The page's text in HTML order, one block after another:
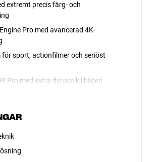
extremt precis färg- och
Pro med avancerad 4K-
för sport, actionfilmer och seriöst
Pro med extra dynamik i bilden